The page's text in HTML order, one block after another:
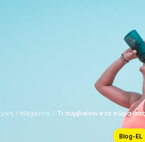
/ Magazine / Τι συμβαίνει στο σώμα
Blog-EL